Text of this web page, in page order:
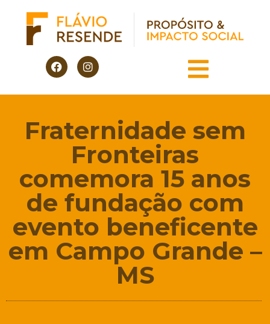
Fraternidade sem
Fronteiras
comemora 15 anos
de fundação com
evento beneficente
em Campo Grande –
MS